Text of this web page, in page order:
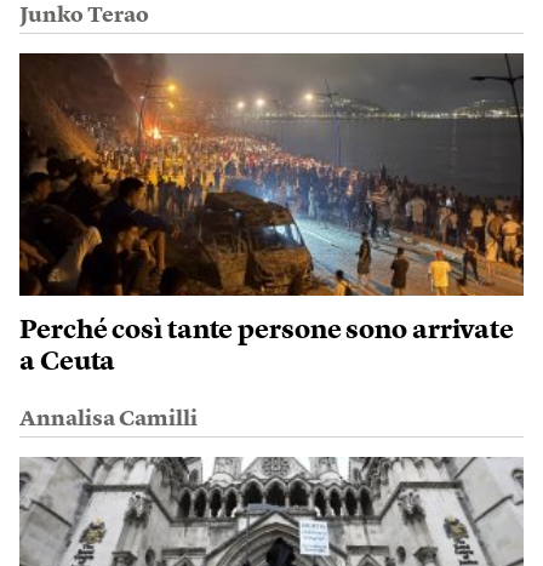
Junko Terao
Perché così tante persone sono arrivate
a Ceuta
Annalisa Camilli